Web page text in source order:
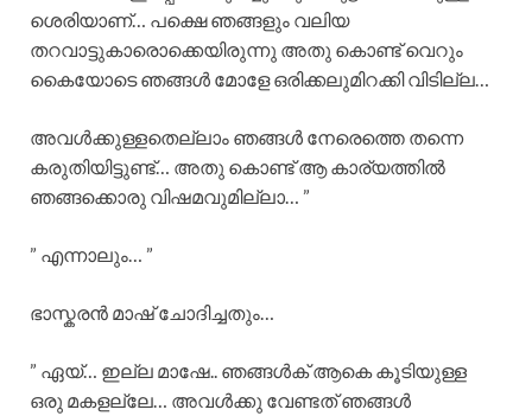
ശെരിയാണ്… പക്ഷെ ഞങ്ങളും വലിയ
തറവാട്ടുകാരൊക്കെയിരുന്നു അതു കൊണ്ട് വെറും
കൈയോടെ ഞങ്ങൾ മോളേ ഒരിക്കലുമിറക്കി വിടില്ല…
അവൾക്കുള്ളതെല്ലാം ഞങ്ങൾ നേരെത്തെ തന്നെ
കരുതിയിട്ടുണ്ട്… അതു കൊണ്ട് ആ കാര്യത്തിൽ
ഞങ്ങക്കൊരു വിഷമവുമില്ലാ… ”
” എന്നാലും… ”
ഭാസ്കരൻ മാഷ് ചോദിച്ചതും…
” ഏയ്‌… ഇല്ല മാഷേ.. ഞങ്ങൾക് ആകെ കൂടിയുള്ള
ഒരു മകളല്ലേ… അവൾക്കു വേണ്ടത് ഞങ്ങൾ